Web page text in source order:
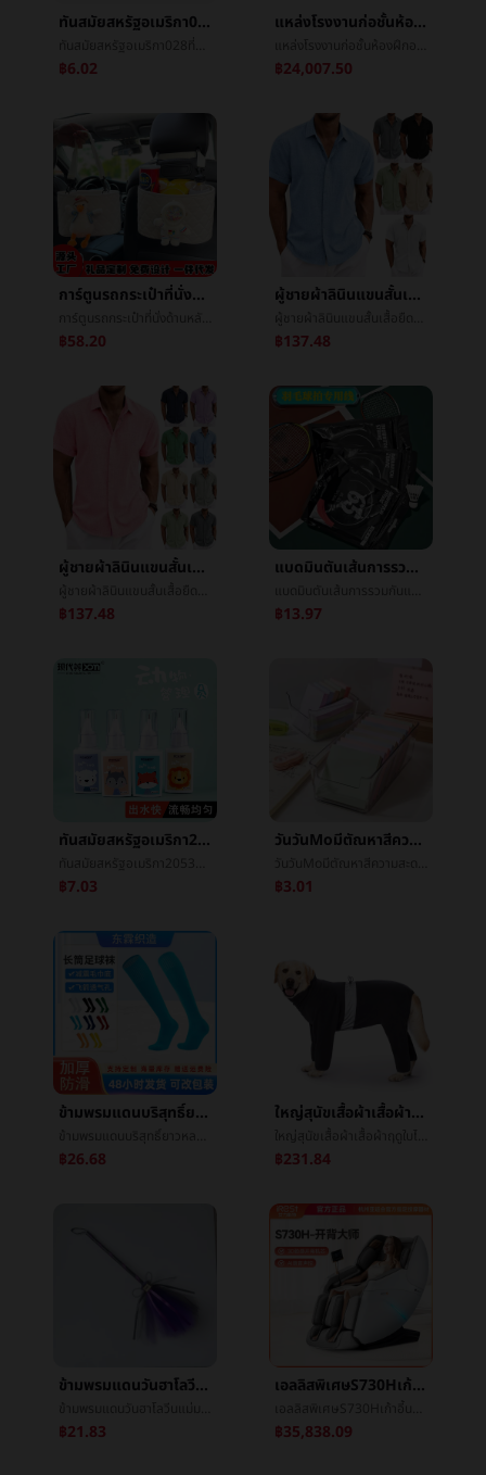
ทันสมัยสหรัฐอเมริกา028ที่ถูกต้องของเหลวการอบแห้งแก้ไขของเหลวประยุกต์เหล็กåแก้ไขปากกาขาวไม่ทำเครื่องหมายการอบแห้งการแก้ไขของเหลว
฿6.02
แหล่งโรงงานก่อชั้นห้องฝึกอบรมเด็กการเคลื่อนไหวแบนคานสมดุลพลศึกษาå¹³คานสมดุลสมรรถภาพทางกายการอบรม
฿24,007.50
การ์ตูนรถกระเป๋าที่นั่งด้านหลังมัลติฟังก์ชั่ชั้นวางของกล่องรถเนื้อเยื่อกล่องถ้วยรถตู้แร็คภายในเรื่องบทความ
฿58.20
ผู้ชายผ้าลินินแขนสั้นเสื้อยืดคอกลมหลวมเสื้อยืดคอกลมบริสุทธิ์แขนสั้นฝ้ายเสื้อเชิ้ตชายหาดทรายใหญ่รหัสชายแขนสั้นเสื้อเชิ้ต
฿137.48
ผู้ชายผ้าลินินแขนสั้นเสื้อยืดคอกลมหลวมเสื้อยืดคอกลมบริสุทธิ์แขนสั้นฝ้ายเสื้อเชิ้ตชายหาดทรายใหญ่รหัสชายแขนสั้นเสื้อเชิ้ต
฿137.48
แบดมินตันเส้นการรวมกันแต่งตัวโรงงานขายส่ง65เส้น18-30ปอนด์ชนะเส้นç½เส้นต้านทานสู้สูงวางระเบิดไนลอนไฟเบอร์
฿13.97
ทันสมัยสหรัฐอเมริกา2053การ์ตูนชุดสี่เหลี่ยมขวดที่ถูกต้องของเหลวนักเรียนการแก้ไขการเปลี่ยนแปลงปากกาปกไม่ทำเครื่องหมายความจุสูง12ml
฿7.03
วันวันMoมีตัณหาสีความสะดวกสบายแปะå½©สีนักเรียนเครื่องเขียนดัชนีแปะฝากข้อความไว้Notepadแปะสามารถç²แปะหมายเหตุกระดาษ
฿3.01
ข้ามพรมแดนบริสุทธิ์ยาวหลอดพิเศษการอบรมฟุตบอลตะบันหายใจเหงื่อผู้ใหญ่ลื่นการเคลื่อนไหวตะบันå­ข้ามหัวเข่าฟุตบอลการเคลื่อนไหวตะบัน
฿26.68
ใหญ่สุนัขเสื้อผ้าเสื้อผ้าฤดูใบไม้ร่วงและฤดูหนาวRetrieverโกลเด้นดึงå¸ดึงมีหลายä¸­ใหญ่åสุนัขไขมันสุนัขคอสูงอบอุ่นขนแกะสี่เท้าเสื้อผ้า
฿231.84
ข้ามพรมแดนวันฮาโลวีนแม่มดไม้กวาดเครื่องประดับอุปกรณ์ประกอบฉากแม่มดก่อกวนพนักงานยกกระเป๋ามายากลไม้กวาดแสดงมายากลติด
฿21.83
เอลลิสพิเศษS730Hเก้าอี้นวดครัวเรือนสรรพางค์อัตโนมัติฉลาดขนาดเล็กมัลติฟังก์ชั่ไฟฟ้านวดโซฟา
฿35,838.09